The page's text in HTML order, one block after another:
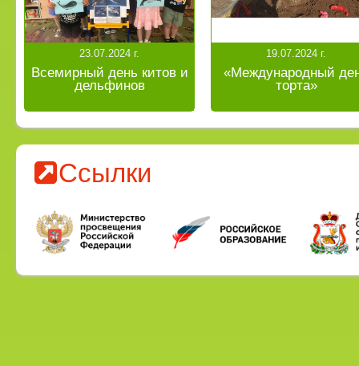
23.07.2024 г.
Всемирный день китов и
дельфинов
19.07.2024 г.
«Международный
торта»
Ссылки